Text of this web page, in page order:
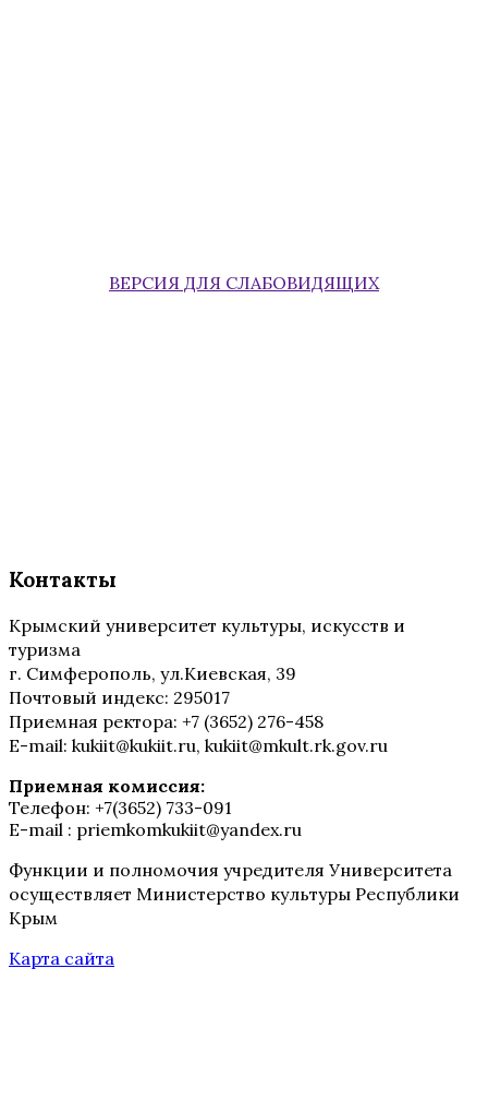
ВЕРСИЯ ДЛЯ СЛАБОВИДЯЩИХ
Контакты
Крымский университет культуры, искусств и
туризма
г. Симферополь, ул.Киевская, 39
Почтовый индекс: 295017
Приемная ректора: +7 (3652) 276-458
E-mail: kukiit@kukiit.ru, kukiit@mkult.rk.gov.ru
Приемная комиссия:
Телефон: +7(3652) 733-091
E-mail : priemkomkukiit@yandex.ru
Функции и полномочия учредителя Университета
осуществляет Министерство культуры Республики
Крым
Карта сайта